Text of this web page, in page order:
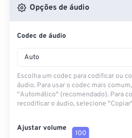
Do OneDrive
Opções de áudio
Codec de áudio
Auto
Escolha um codec para codificar ou
áudio. Para usar o codec mais
"Automático" (recomendado). Para
recodificar o áudio, selecione
Ajustar volume
100